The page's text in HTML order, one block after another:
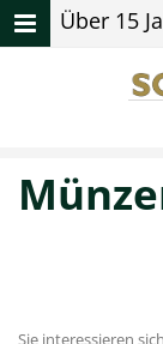
Über 15
Sie interessieren